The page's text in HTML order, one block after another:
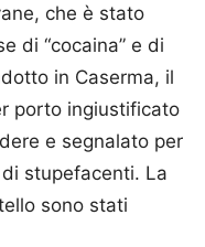
che è stato
di “cocaina” e di
in Caserma, il
porto ingiustificato
e segnalato per
stupefacenti. La
sono stati